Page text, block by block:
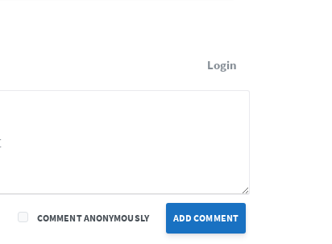
Login
ADD COMMENT
COMMENT ANONYMOUSLY